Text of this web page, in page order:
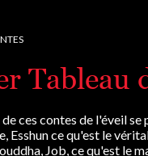
Tableau
ces contes de l'éveil
Esshun ce qu'est le
Job, ce qu'est le